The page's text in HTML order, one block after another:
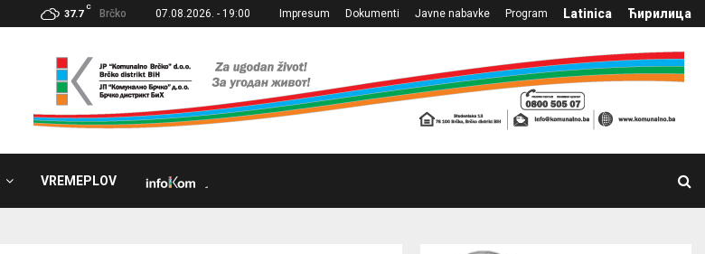
37.7
C
Brčko 07.08.2026. - 19:00 Impresum Dokumenti Javne nabavke Program Latinica Ћирилица
VREMEPLOV